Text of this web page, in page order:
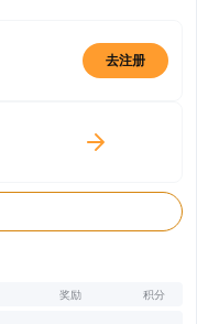
去注册
奖励 积分